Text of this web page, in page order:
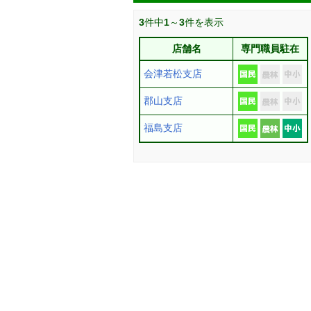
3件中1～3件を表示
店舗名 専門職員駐在
会津若松支店
郡山支店
福島支店